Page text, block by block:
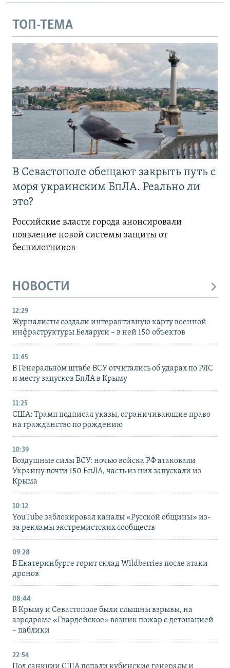
ТОП-ТЕМА
В Севастополе обещают закрыть путь с
моря украинским БпЛА. Реально ли
это?
Российские власти города анонсировали
появление новой системы защиты от
беспилотников
НОВОСТИ
12:29
Журналисты создали интерактивную карту военной
инфраструктуры Беларуси – в ней 150 объектов
11:45
В Генеральном штабе ВСУ отчитались об ударах по РЛС
и месту запусков БпЛА в Крыму
11:25
США: Трамп подписал указы, ограничивающие право
на гражданство по рождению
10:39
Воздушные силы ВСУ: ночью войска РФ атаковали
Украину почти 150 БпЛА, часть из них запускали из
Крыма
10:12
YouTube заблокировал каналы «Русской общины» из-
за рекламы экстремистских сообществ
09:28
В Екатеринбурге горит склад Wildberries после атаки
дронов
08:44
В Крыму и Севастополе были слышны взрывы, на
аэродроме «Гвардейское» возник пожар с детонацией
– паблики
22:54